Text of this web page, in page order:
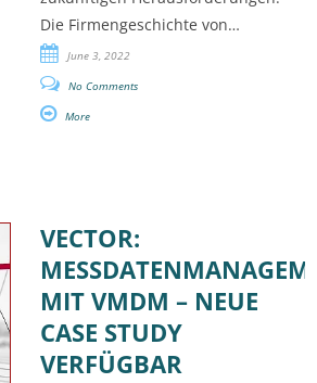
Die Firmengeschichte von…
June 3, 2022
No Comments
More
VECTOR:
MIT VMDM – NEUE
CASE STUDY
VERFÜGBAR